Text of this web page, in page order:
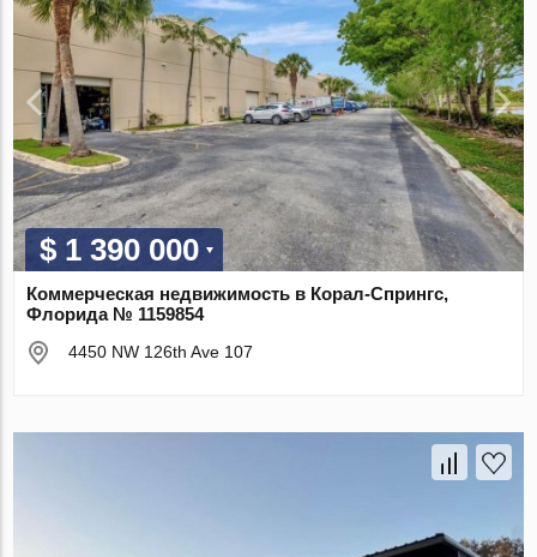
$ 1 390 000
Коммерческая недвижимость в Корал-Спрингс,
Флорида № 1159854
4450 NW 126th Ave 107